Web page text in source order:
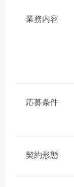
業務内容
応募条件
契約形態